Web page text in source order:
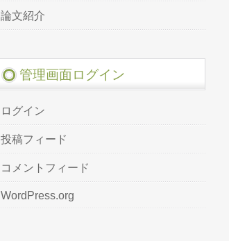
論文紹介
管理画面ログイン
ログイン
投稿フィード
コメントフィード
WordPress.org